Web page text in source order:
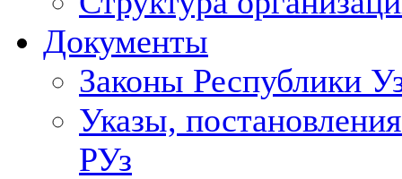
Документы
Законы Республики
Указы,
РУз